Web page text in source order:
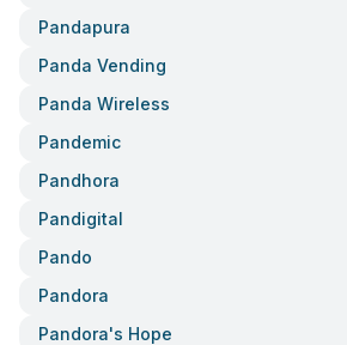
Pandapura
Panda Vending
Panda Wireless
Pandemic
Pandhora
Pandigital
Pando
Pandora
Pandora's Hope